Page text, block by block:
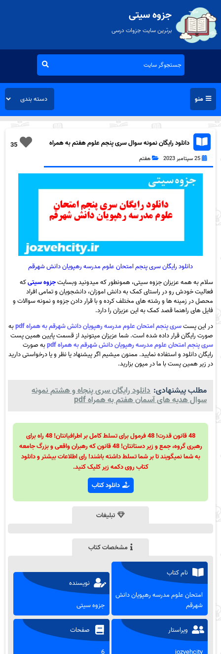
جزوه سیتی
برترین سایت جزوات درسی
منو
35
دانلود رایگان نمونه سوال سری پنجم علوم هفتم به همراه
25 سپتامبر 2023 هفتم
دانلود رایگان سری پنجم امتحان علوم مدرسه رهپویان دانش شهرقم
سلام به همه عزیزان جزوه سیتی، همونطور که میدونید وبسایتجزوه سیتیکه
فعالیت خودش رو در راستای کمک به دانش اموزان، دانشجویان و تمامی افراد
محصل در زمینه ها و رشته های مختلف کرده و با قرار دادن جزوه و نمونه سوالات و
فایل های راهنما قصد کمک به این عزیزان را دارد.
در این پستسری پنجم امتحان علوم مدرسه رهپویان دانش شهرقم به همراه pdf
به
صورت رایگان قرار داده شده است. شما عزیزان میتونید از قسمت پایین همین پست
سری پنجم امتحان علوم مدرسه رهپویان دانش شهرقم به همراه pdf
به صورت
رایگان دانلود و استفاده نمایید. ممنون میشیم اگر پیشنهاد یا نظر و یا درخواستی دارید
در زیر همین پست با ما در میون بزارید.
مطلب پیشنهادی: دانلود رایگان سری پنجاه و هشتم نمونه
سوال هدیه های آسمان هفتم به همراه pdf
48 قانون قدرت! 48 فرمول برای تسلط کامل بر اطرافیانتان! 48 راه برای
رهبری گروه، جمع و زیر دستانتان! 48 قانون که رهبران واقعی و بزرگ جامعه
به شما نمیگویند تا بر شما تسلط داشته باشند! رای اطلاعات بیشتر و دانلود
کتاب روی دکمه زیر کلیک کنید.
دانلود کتاب
تبلیغات
مشخصات کتاب
نام کتاب
امتحان علوم مدرسه رهپویان دانش
شهرقم
نویسنده
جزوه سیتی
ویراستار صفحات